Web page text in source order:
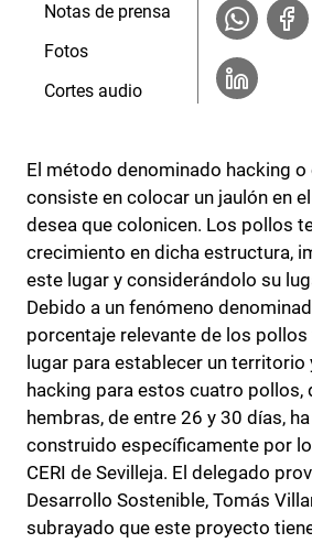
El método denominado hacking
consiste en colocar un jaulón en
desea que colonicen. Los pollos
crecimiento en dicha estructura,
este lugar y considerándolo su
Debido a un fenómeno
porcentaje relevante de los pollos
lugar para establecer un territorio
hacking para estos cuatro pollos,
hembras, de entre 26 y 30 días,
construido específicamente por
CERI de Sevilleja. El delegado
Desarrollo Sostenible, Tomás
subrayado que este proyecto
Notas de prensa
Fotos
Cortes audio